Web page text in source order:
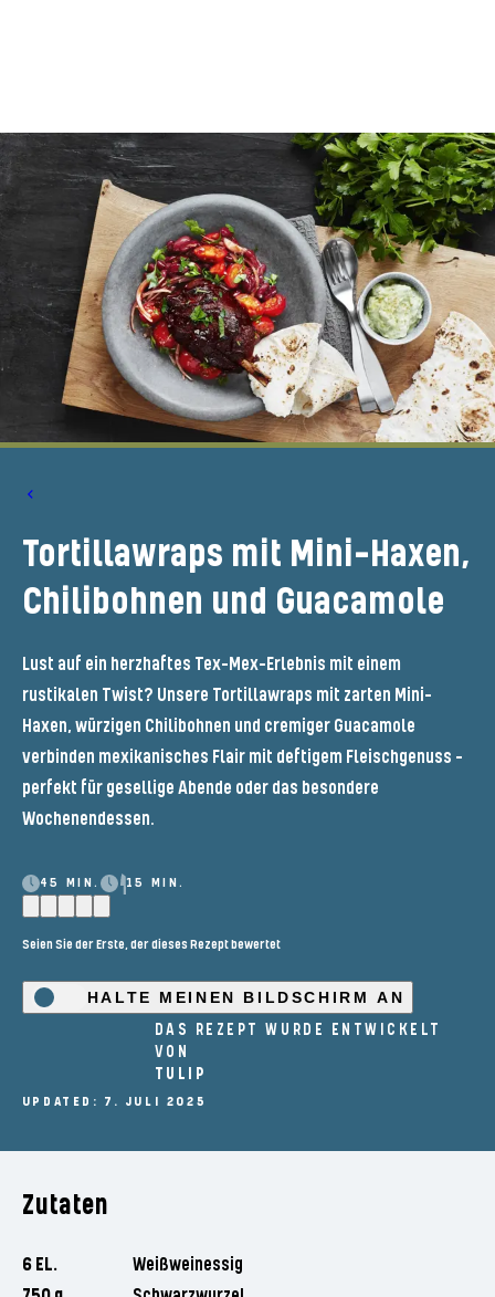
Tortillawraps mit Mini-Haxen,
Chilibohnen und Guacamole
Lust auf ein herzhaftes Tex-Mex-Erlebnis mit einem
rustikalen Twist? Unsere Tortillawraps mit zarten Mini-
Haxen, würzigen Chilibohnen und cremiger Guacamole
verbinden mexikanisches Flair mit deftigem Fleischgenuss –
perfekt für gesellige Abende oder das besondere
Wochenendessen.
45 MIN. 15 MIN.
Seien Sie der Erste, der dieses Rezept bewertet
HALTE MEINEN BILDSCHIRM AN
DAS REZEPT WURDE ENTWICKELT
VON
TULIP
UPDATED: 7. JULI 2025
Zutaten
6 EL.
Weißweinessig